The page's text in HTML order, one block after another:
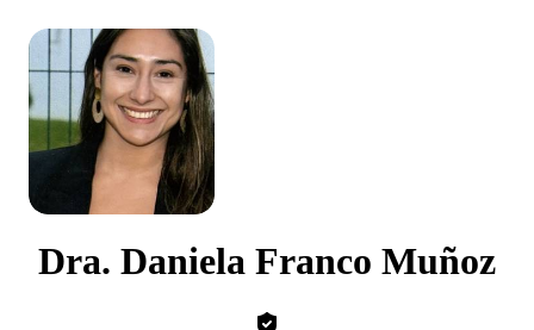
Dra. Daniela Franco Muñoz